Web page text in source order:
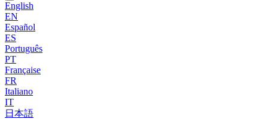
English
EN
Español
ES
Português
PT
Française
FR
Italiano
IT
日本語